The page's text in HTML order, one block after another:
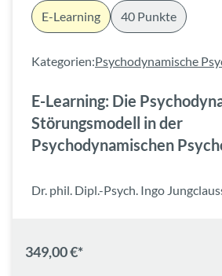
E-Learning 40 Punkte
Kategorien:Psychodynamische
E-Learning: Die
Störungsmodell in der
Psychodynamischen
Dr. phil. Dipl.-Psych. Ingo
349,00 €*